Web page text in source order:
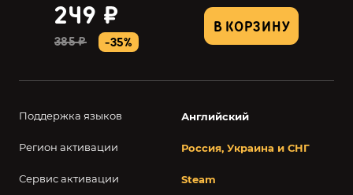
В КОРЗИНУ
249 ₽
385 ₽ -35%
Поддержка языков Английский
Регион активации Россия, Украина и СНГ
Сервис активации Steam